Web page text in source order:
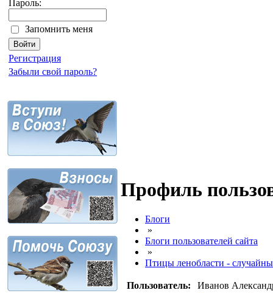
Пароль:
Запомнить меня
Регистрация
Забыли свой пароль?
Профиль
Блоги
»
Блоги пользователей сайта
»
Птицы ленобласти -
Пользователь:
Иванов